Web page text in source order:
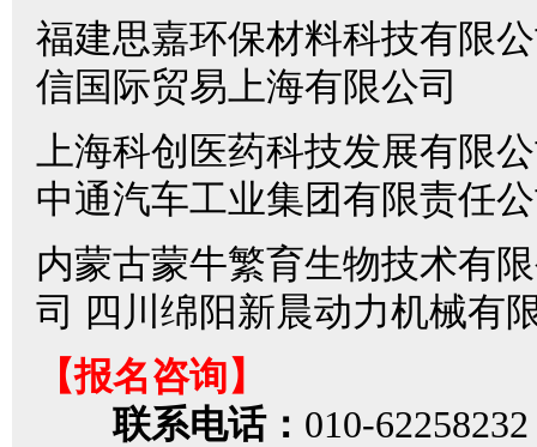
福建思嘉环保材料科技有限
信国际贸易上海有限公司
上海科创医药科技发展有
中通汽车工业集团有限责任
内蒙古蒙牛繁育生物技术有
司 四川绵阳新晨动力机械有
【报名咨询】
联系电话： 010-